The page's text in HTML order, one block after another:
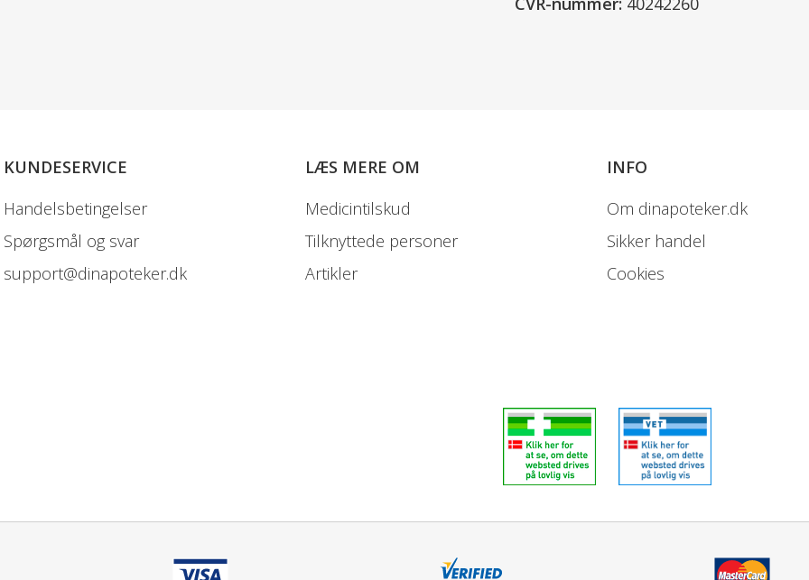
Må ikke komme i berøring med
Produktet er et kosmetisk produkt.
KUNDESERVICE
Handelsbetingelser
Spørgsmål og svar
support@dinapoteker.dk
LÆS MERE OM
Medicintilskud
Tilknyttede personer
Artikler
INFO
Om dinapoteker.dk
Sikker handel
Cookies